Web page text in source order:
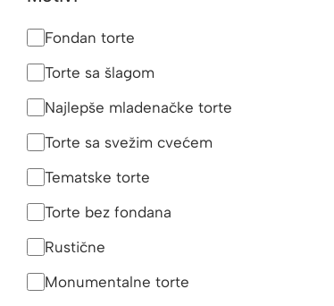
MotiviFondan torte
Torte sa šlagom
Najlepše mladenačke torte
Torte sa svežim cvećem
Tematske torte
Torte bez fondana
Rustične
Monumentalne torte